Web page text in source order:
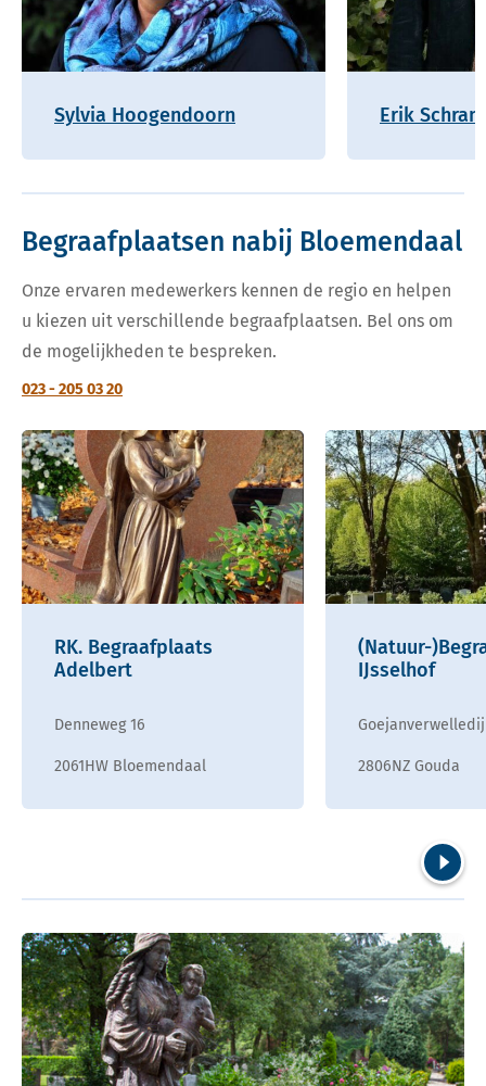
Sylvia Hoogendoorn Erik
Begraafplaatsen nabij Bloemendaal
Onze ervaren medewerkers kennen de regio en helpen
u kiezen uit verschillende begraafplaatsen. Bel ons om
de mogelijkheden te bespreken.
023 - 205 03 20
RK. Begraafplaats
Adelbert
Denneweg 16
2061HW Bloemendaal
(Natuur-
IJsselhof
2806NZ Gouda